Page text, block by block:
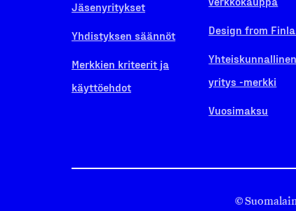
Jäsenyritykset
Yhdistyksen säännöt
Merkkien kriteerit ja
käyttöehdot
Design from
Yhteiskunnallinen
yritys -merkki
Vuosimaksu
©